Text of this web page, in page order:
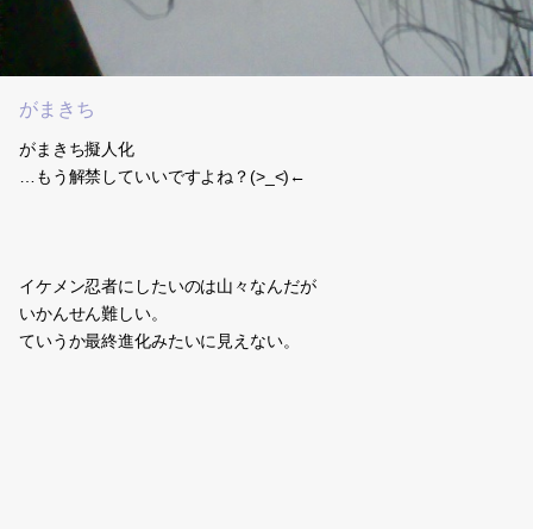
がまきち
がまきち擬人化
…もう解禁していいですよね？(>_<)←
イケメン忍者にしたいのは山々なんだが
いかんせん難しい。
ていうか最終進化みたいに見えない。